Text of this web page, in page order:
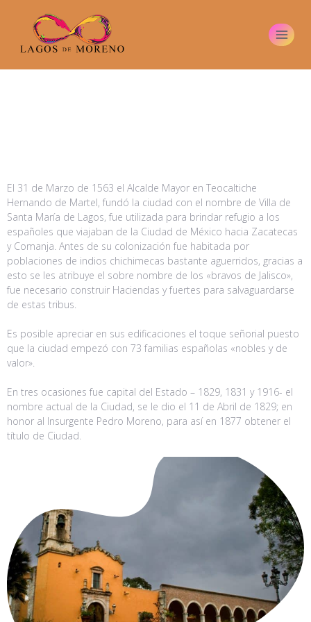
El 31 de Marzo de 1563 el Alcalde Mayor en Teocaltiche
Hernando de Martel, fundó la ciudad con el nombre de Villa de
Santa María de Lagos, fue utilizada para brindar refugio a los
españoles que viajaban de la Ciudad de México hacia Zacatecas
y Comanja. Antes de su colonización fue habitada por
poblaciones de indios chichimecas bastante aguerridos, gracias a
esto se les atribuye el sobre nombre de los «bravos de Jalisco»,
fue necesario construir Haciendas y fuertes para salvaguardarse
de estas tribus.
Es posible apreciar en sus edificaciones el toque señorial puesto
que la ciudad empezó con 73 familias españolas «nobles y de
valor».
En tres ocasiones fue capital del Estado – 1829, 1831 y 1916- el
nombre actual de la Ciudad, se le dio el 11 de Abril de 1829; en
honor al Insurgente Pedro Moreno, para así en 1877 obtener el
título de Ciudad.